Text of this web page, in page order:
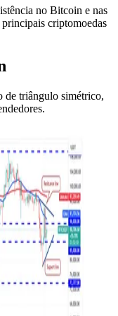
no Bitcoin e nas
criptomoedas
de triângulo simétrico,